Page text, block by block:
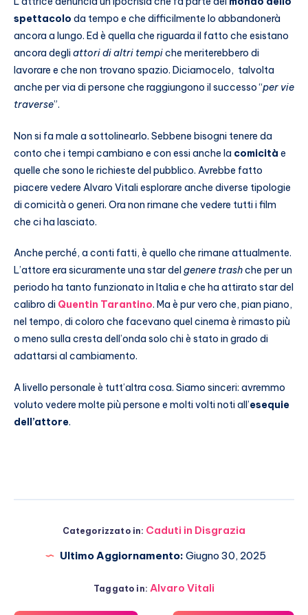
spettacolo da tempo e che difficilmente lo abbandonerà
ancora a lungo. Ed è quella che riguarda il fatto che esistano
ancora degliattori di altri tempiche meriterebbero di
lavorare e che non trovano spazio. Diciamocelo, talvolta
anche per via di persone che raggiungono il successo “per vie
traverse”.
Non si fa male a sottolinearlo. Sebbene bisogni tenere da
conto che i tempi cambiano e con essi anche la comicità e
quelle che sono le richieste del pubblico. Avrebbe fatto
piacere vedere Alvaro Vitali esplorare anche diverse tipologie
di comicità o generi. Ora non rimane che vedere tutti i film
che ci ha lasciato.
Anche perché, a conti fatti, è quello che rimane attualmente.
L’attore era sicuramente una star delgenere trashche per un
periodo ha tanto funzionato in Italia e che ha attirato star del
calibro di Quentin Tarantino. Ma è pur vero che, pian piano,
nel tempo, di coloro che facevano quel cinema è rimasto più
o meno sulla cresta dell’onda solo chi è stato in grado di
adattarsi al cambiamento.
A livello personale è tutt’altra cosa. Siamo sinceri: avremmo
voluto vedere molte più persone e molti volti noti all’esequie
dell’attore.
Categorizzato in: Caduti in Disgrazia
Ultimo Aggiornamento: Giugno 30, 2025
Taggato in: Alvaro Vitali